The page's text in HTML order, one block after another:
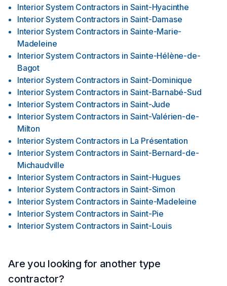
Interior System Contractors in Saint-Hyacinthe
Interior System Contractors in Saint-Damase
Interior System Contractors in Sainte-Marie-
Madeleine
Interior System Contractors in Sainte-Hélène-de-
Bagot
Interior System Contractors in Saint-Dominique
Interior System Contractors in Saint-Barnabé-Sud
Interior System Contractors in Saint-Jude
Interior System Contractors in Saint-Valérien-de-
Milton
Interior System Contractors in La Présentation
Interior System Contractors in Saint-Bernard-de-
Michaudville
Interior System Contractors in Saint-Hugues
Interior System Contractors in Saint-Simon
Interior System Contractors in Sainte-Madeleine
Interior System Contractors in Saint-Pie
Interior System Contractors in Saint-Louis
Are you looking for another type
contractor?